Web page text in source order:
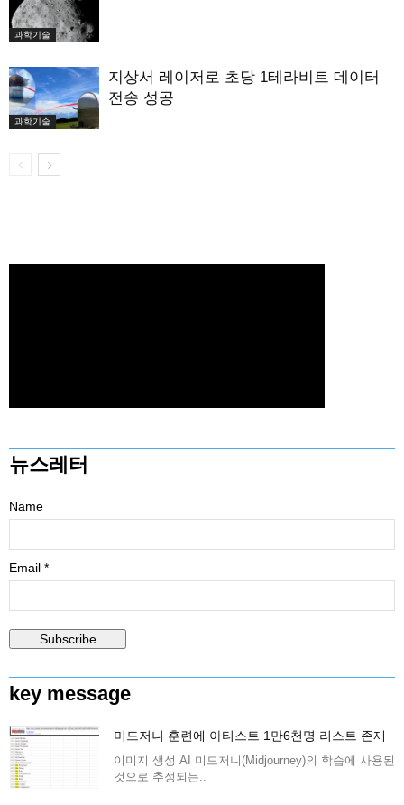
과학기술
과학기술
지상서 레이저로 초당 1테라비트 데이터
전송 성공
뉴스레터
Name
Email *
key message
미드저니 훈련에 아티스트 1만6천명 리스트 존재
이미지 생성 AI 미드저니(Midjourney)의 학습에 사용된
것으로 추정되는..